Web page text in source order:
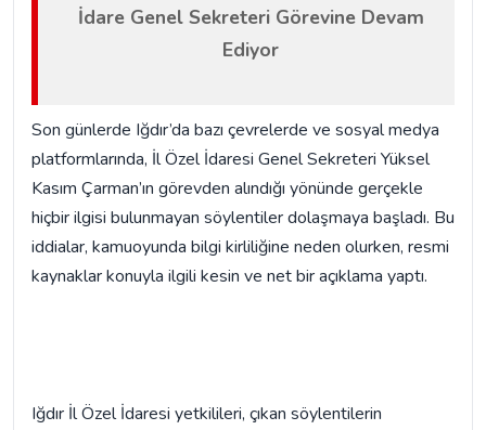
İdare Genel Sekreteri Görevine Devam
Ediyor
Son günlerde Iğdır’da bazı çevrelerde ve sosyal medya
platformlarında, İl Özel İdaresi Genel Sekreteri Yüksel
Kasım Çarman’ın görevden alındığı yönünde gerçekle
hiçbir ilgisi bulunmayan söylentiler dolaşmaya başladı. Bu
iddialar, kamuoyunda bilgi kirliliğine neden olurken, resmi
kaynaklar konuyla ilgili kesin ve net bir açıklama yaptı.
Iğdır İl Özel İdaresi yetkilileri, çıkan söylentilerin